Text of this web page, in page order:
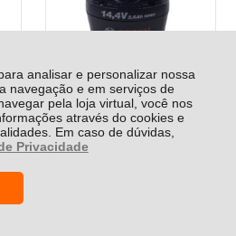
analisar e personalizar nossa
navegação e em serviços de
pela loja virtual, você nos
através do cookies e
Em caso de dúvidas,
Privacidade
(Ni- Bateria Para Parafusadeira
1913 14,4 V Bosch -
2607335685